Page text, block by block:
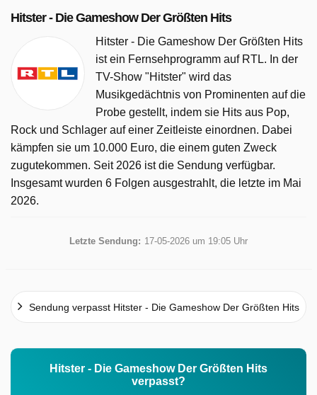
Hitster - Die Gameshow Der Größten Hits
Hitster - Die Gameshow Der Größten Hits
ist ein Fernsehprogramm auf RTL. In der
TV-Show "Hitster" wird das
Musikgedächtnis von Prominenten auf die
Probe gestellt, indem sie Hits aus Pop,
Rock und Schlager auf einer Zeitleiste einordnen. Dabei
kämpfen sie um 10.000 Euro, die einem guten Zweck
zugutekommen. Seit 2026 ist die Sendung verfügbar.
Insgesamt wurden 6 Folgen ausgestrahlt, die letzte im Mai
2026.
Letzte Sendung: 17-05-2026 um 19:05 Uhr
Sendung verpasst Hitster - Die Gameshow Der Größten Hits
Hitster - Die Gameshow Der Größten Hits
verpasst?